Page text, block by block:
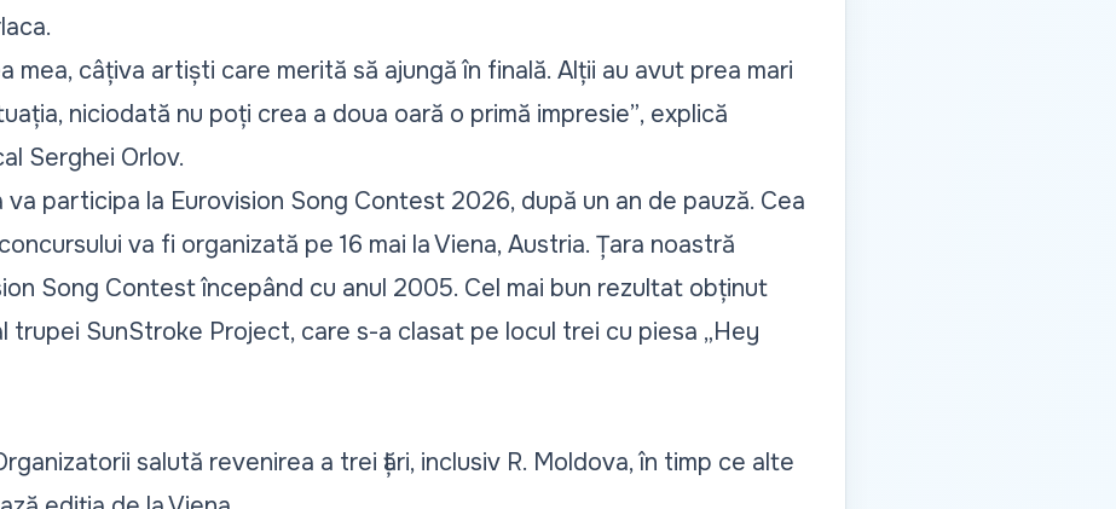
mea, câțiva artiști care merită să ajungă în finală. Alții au avut prea mari
niciodată nu poți crea a doua oară o primă impresie”, explică
Serghei Orlov.
va participa la Eurovision Song Contest 2026, după un an de pauză. Cea
va fi organizată pe 16 mai la Viena, Austria. Țara noastră
Song Contest începând cu anul 2005. Cel mai bun rezultat obținut
trupei SunStroke Project, care s-a clasat pe locul trei cu piesa „Hey
salută revenirea a trei țări, inclusiv R. Moldova, în timp ce alte